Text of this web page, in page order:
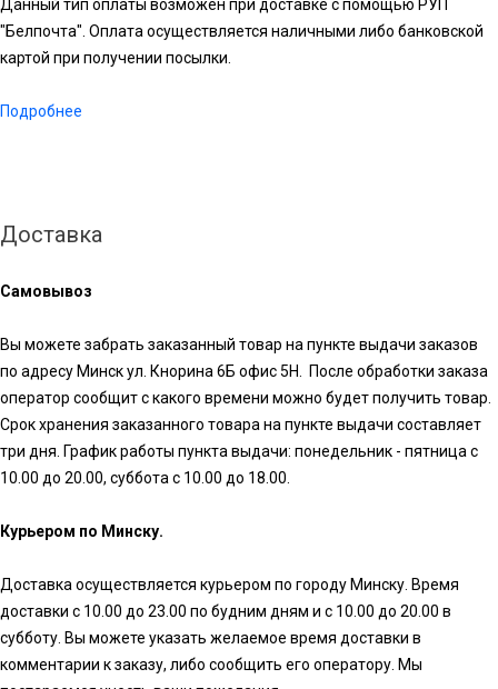
Данный тип оплаты возможен при доставке с помощью РУП
"Белпочта". Оплата осуществляется наличными либо банковской
картой при получении посылки.
Подробнее
Доставка
Самовывоз
Вы можете забрать заказанный товар на пункте выдачи заказов
по адресу Минск ул. Кнорина 6Б офис 5Н. После обработки заказа
оператор сообщит с какого времени можно будет получить товар.
Срок хранения заказанного товара на пункте выдачи составляет
три дня. График работы пункта выдачи: понедельник - пятница с
10.00 до 20.00, суббота с 10.00 до 18.00.
Курьером по Минску.
Доставка осуществляется курьером по городу Минску. Время
доставки с 10.00 до 23.00 по будним дням и с 10.00 до 20.00 в
субботу. Вы можете указать желаемое время доставки в
комментарии к заказу, либо сообщить его оператору. Мы